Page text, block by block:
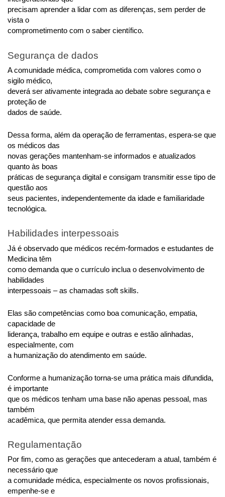
precisam aprender a lidar com as diferenças, sem perder de
vista o
comprometimento com o saber científico.
Segurança de dados
A comunidade médica, comprometida com valores como o
sigilo médico,
deverá ser ativamente integrada ao debate sobre segurança e
proteção de
dados de saúde.
Dessa forma, além da operação de ferramentas, espera-se que
os médicos das
novas gerações mantenham-se informados e atualizados
quanto às boas
práticas de segurança digital e consigam transmitir esse tipo de
questão aos
seus pacientes, independentemente da idade e familiaridade
tecnológica.
Habilidades interpessoais
Já é observado que médicos recém-formados e estudantes de
Medicina têm
como demanda que o currículo inclua o desenvolvimento de
habilidades
interpessoais – as chamadas soft skills.
Elas são competências como boa comunicação, empatia,
capacidade de
liderança, trabalho em equipe e outras e estão alinhadas,
especialmente, com
a humanização do atendimento em saúde.
Conforme a humanização torna-se uma prática mais difundida,
é importante
que os médicos tenham uma base não apenas pessoal, mas
também
acadêmica, que permita atender essa demanda.
Regulamentação
Por fim, como as gerações que antecederam a atual, também é
necessário que
a comunidade médica, especialmente os novos profissionais,
empenhe-se e